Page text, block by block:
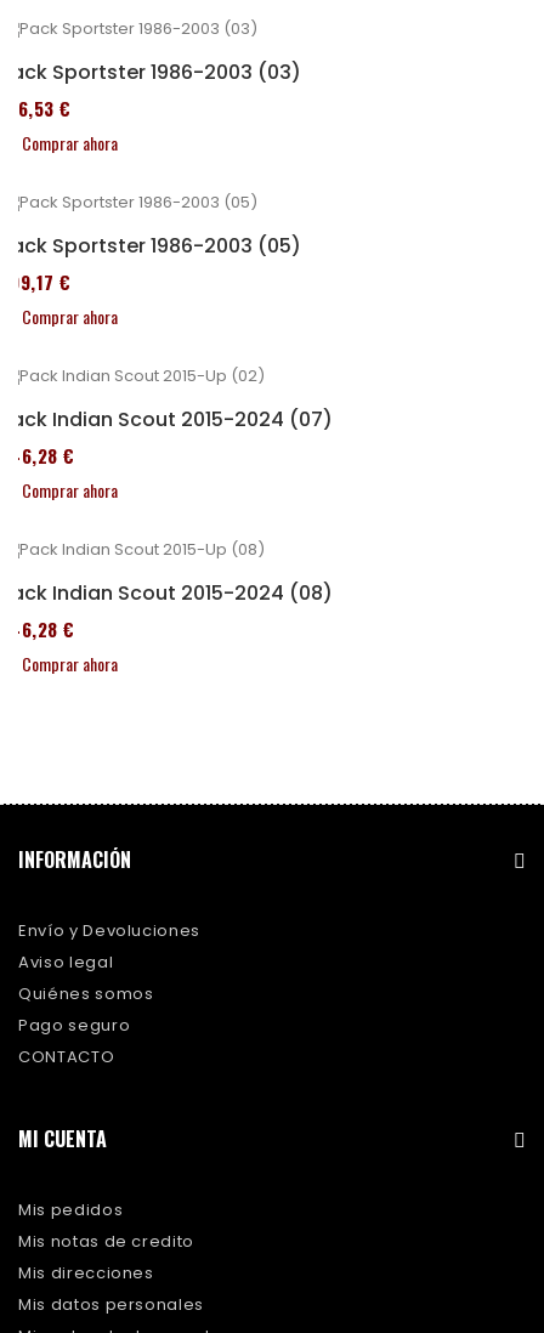
Pack Sportster 1986-2003 (03)
516,53 €
Comprar ahora
Pack Sportster 1986-2003 (05)
299,17 €
Comprar ahora
Pack Indian Scout 2015-2024 (07)
246,28 €
Comprar ahora
Pack Indian Scout 2015-2024 (08)
246,28 €
Comprar ahora
INFORMACIÓN
Envío y Devoluciones
Aviso legal
Quiénes somos
Pago seguro
CONTACTO
MI CUENTA
Mis pedidos
Mis notas de credito
Mis direcciones
Mis datos personales